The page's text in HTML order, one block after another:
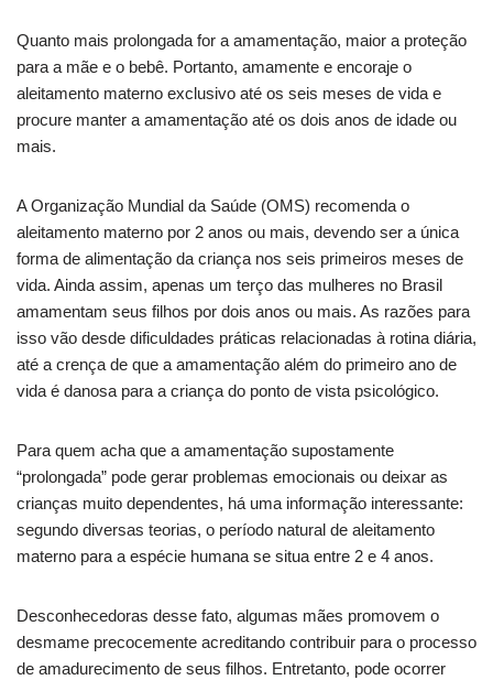
Quanto mais prolongada for a amamentação, maior a proteção
para a mãe e o bebê. Portanto, amamente e encoraje o
aleitamento materno exclusivo até os seis meses de vida e
procure manter a amamentação até os dois anos de idade ou
mais.
A Organização Mundial da Saúde (OMS) recomenda o
aleitamento materno por 2 anos ou mais, devendo ser a única
forma de alimentação da criança nos seis primeiros meses de
vida. Ainda assim, apenas um terço das mulheres no Brasil
amamentam seus filhos por dois anos ou mais. As razões para
isso vão desde dificuldades práticas relacionadas à rotina diária,
até a crença de que a amamentação além do primeiro ano de
vida é danosa para a criança do ponto de vista psicológico.
Para quem acha que a amamentação supostamente
“prolongada” pode gerar problemas emocionais ou deixar as
crianças muito dependentes, há uma informação interessante:
segundo diversas teorias, o período natural de aleitamento
materno para a espécie humana se situa entre 2 e 4 anos.
Desconhecedoras desse fato, algumas mães promovem o
desmame precocemente acreditando contribuir para o processo
de amadurecimento de seus filhos. Entretanto, pode ocorrer